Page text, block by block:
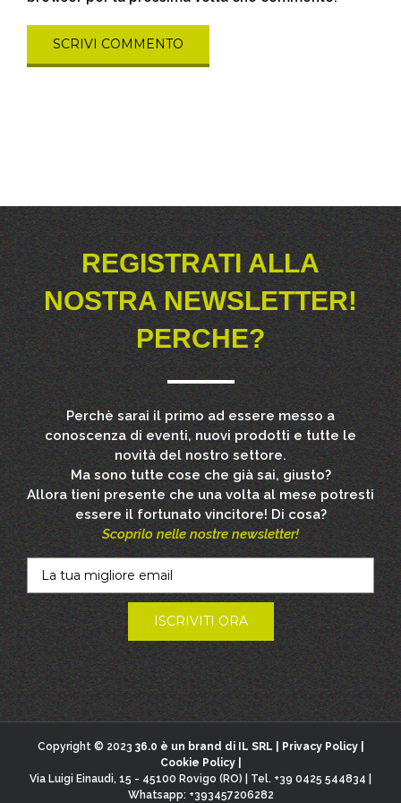
REGISTRATI ALLA
NOSTRA NEWSLETTER!
PERCHE?
Perchè sarai il primo ad essere messo a
conoscenza di eventi, nuovi prodotti e tutte le
novità del nostro settore.
Ma sono tutte cose che già sai, giusto?
Allora tieni presente che una volta al mese potresti
essere il fortunato vincitore! Di cosa?
Scoprilo nelle nostre newsletter!
Copyright © 2023 36.0 è un brand di IL SRL | Privacy Policy|
Cookie Policy|
Via Luigi Einaudi, 15 - 45100 Rovigo (RO) | Tel. +39 0425 544834 |
Whatsapp: +393457206282